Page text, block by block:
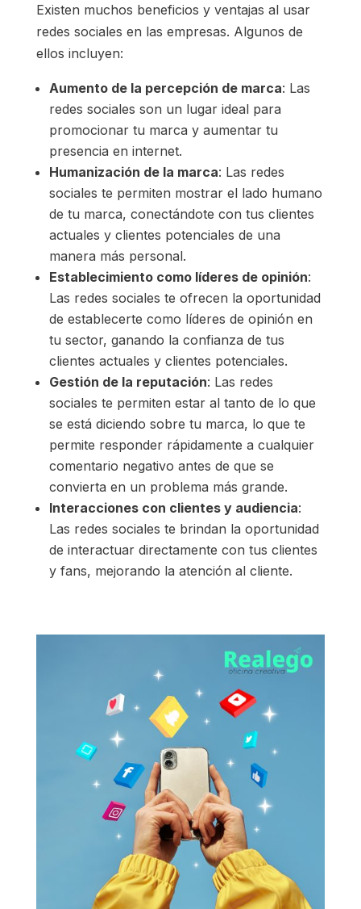
Existen muchos beneficios y ventajas al usar
redes sociales en las empresas. Algunos de
ellos incluyen:
Aumento de la percepción de marca: Las
redes sociales son un lugar ideal para
promocionar tu marca y aumentar tu
presencia en internet.
Humanización de la marca: Las redes
sociales te permiten mostrar el lado humano
de tu marca, conectándote con tus clientes
actuales y clientes potenciales de una
manera más personal.
Establecimiento como líderes de opinión:
Las redes sociales te ofrecen la oportunidad
de establecerte como líderes de opinión en
tu sector, ganando la confianza de tus
clientes actuales y clientes potenciales.
Gestión de la reputación: Las redes
sociales te permiten estar al tanto de lo que
se está diciendo sobre tu marca, lo que te
permite responder rápidamente a cualquier
comentario negativo antes de que se
convierta en un problema más grande.
Interacciones con clientes y audiencia:
Las redes sociales te brindan la oportunidad
de interactuar directamente con tus clientes
y fans, mejorando la atención al cliente.